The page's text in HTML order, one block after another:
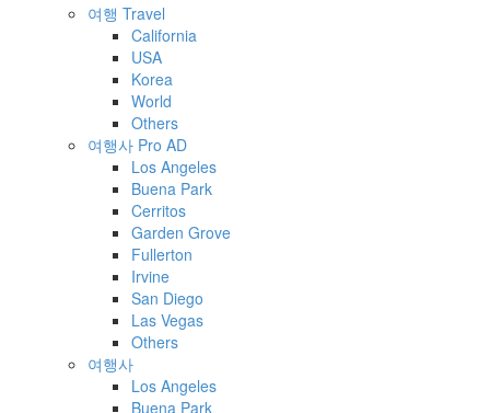
여행 Travel
California
USA
Korea
World
Others
여행사 Pro AD
Los Angeles
Buena Park
Cerritos
Garden Grove
Fullerton
Irvine
San Diego
Las Vegas
Others
여행사
Los Angeles
Buena Park